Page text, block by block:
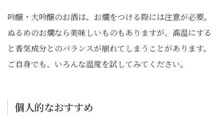
吟醸・大吟醸のお酒は、お燗をつける際には注意が必要。
ぬるめのお燗なら美味しいものもありますが、高温にする
と香気成分とのバランスが崩れてしまうことがあります。
ご自身でも、いろんな温度を試してみてください。
個人的なおすすめ